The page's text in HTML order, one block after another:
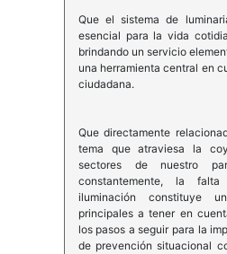
Que el sistema de
esencial para la vida
brindando un servicio
una herramienta central en
ciudadana.
Que directamente
tema que atraviesa la
sectores de nuestro
constantemente, la
iluminación constituye
principales a tener en
los pasos a seguir para la
de prevención situacional